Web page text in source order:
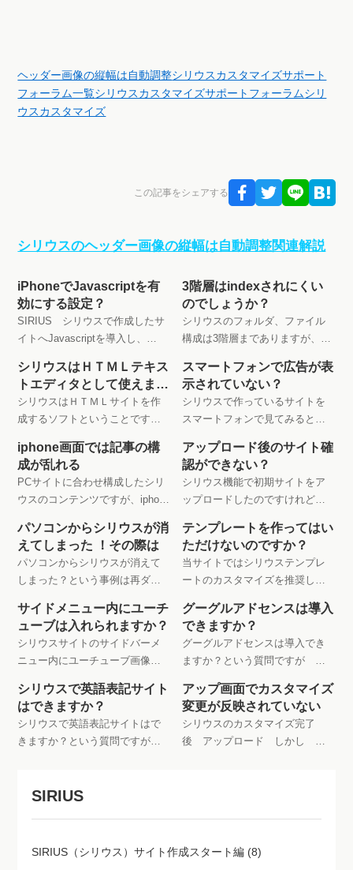
ヘッダー画像の縦幅は自動調整シリウスカスタマイズサポート
フォーラム一覧シリウスカスタマイズサポートフォーラムシリ
ウスカスタマイズ
この記事をシェアする
シリウスのヘッダー画像の縦幅は自動調整関連解説
iPhoneでJavascriptを有
効にする設定？
SIRIUS シリウスで作成したサ
イトへJavascriptを導入し、
いない？ もしやJavascriptを有効
にしていないんじゃない？
3階層はindexされにくい
のでしょうか？
シリウスのフォルダ、ファイル
構成は3階層までありますが、3
ょうか？という...よくある質問コ
ーナーでご返事
シリウスはＨＴＭＬテキス
トエディタとして使えます
か？おすすめ一覧
シリウスはＨＴＭＬサイトを作
成するソフトということです
キストエディタとして使えます
か？ という質問ですが、願わ
ずにテキストエディタを使いま
しょう
スマートフォンで広告が表
示されていない？
シリウスで作っているサイトを
スマートフォンで見てみると、
い？、どこかしこにも？iphone設
定での設定ミスでしょうか、対
応の詳細は、SIRIUS よくある
質問サイトで....
iphone画面では記事の構
成が乱れる
PCサイトに合わせ構成したシリ
ウスのコンテンツですが、iphone
ムに現れ、記事の改行も乱れて
いる。対応はSIRIUS シリウス
よくある質問でご覧ください
アップロード後のサイト確
認ができない？
シリウス機能で初期サイトをア
ップロードしたのですけれど
れませんとなります なぜでし
ょうか？という事ですが詳細
は、よくある質問コーナーで....
パソコンからシリウスが消
えてしまった ！その際は
パソコンからシリウスが消えて
しまった？という事例は再ダウ
てしまい大混乱 さらに お気
に入りのサポートフォーラムURL
も記載忘れ このようは場合は
テンプレートを作ってはい
ただけないのですか？
当サイトではシリウステンプレ
ートのカスタマイズを推奨して
とでオリジナルのテンプレート
を作ってはいただけないのでし
ょうか？ 一切やりません
サイドメニュー内にユーチ
ューブは入れられますか？
シリウスサイトのサイドバーメ
ニュー内にユーチューブ画像を
法は どのようにすればよいの
ですか？という質問です
グーグルアドセンスは導入
できますか？
グーグルアドセンスは導入でき
ますか？という質問ですが 導
ンテンツの審査を通過しなけれ
ば 承認されません.......詳細はサ
イトで
シリウスで英語表記サイト
はできますか？
シリウスで英語表記サイトはで
きますか？という質問ですが
す デモやってみると出来るん
アップ画面でカスタマイズ
変更が反映されていない
シリウスのカスタマイズ完了
後 アップロード しかし 記
SIRIUS
SIRIUS（シリウス）サイト作成スタート編 (8)